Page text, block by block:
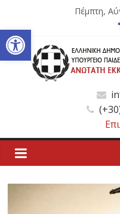
Ανοίξτε τη γραμμή εργαλείων
περιεχόμενο
Πέμπτη,
Αθηνών